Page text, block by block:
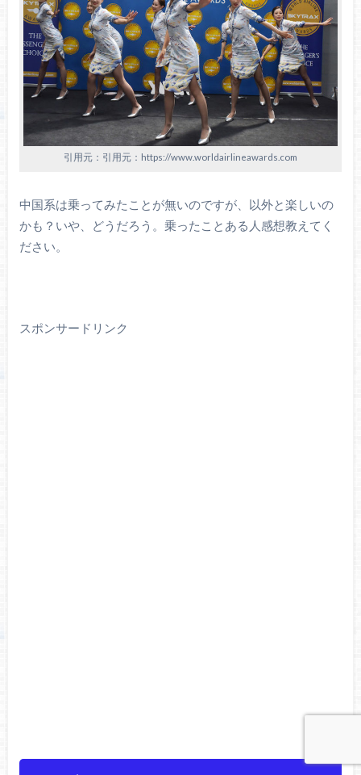
引用元：引用元：https://www.worldairlineawards.com
中国系は乗ってみたことが無いのですが、以外と楽しいの
かも？いや、どうだろう。乗ったことある人感想教えてく
ださい。
スポンサードリンク